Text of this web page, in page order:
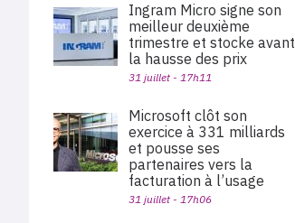
Ingram Micro signe son
meilleur deuxième
trimestre et stocke avant
la hausse des prix
31 juillet - 17h11
Microsoft clôt son
exercice à 331 milliards
et pousse ses
partenaires vers la
facturation à l’usage
31 juillet - 17h06